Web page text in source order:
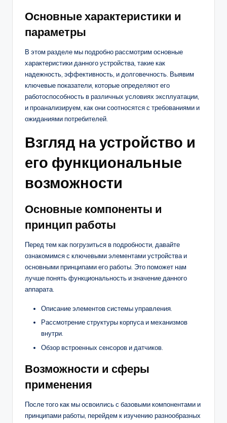
Основные характеристики и
параметры
В этом разделе мы подробно рассмотрим основные
характеристики данного устройства, такие как
надежность, эффективность, и долговечность. Выявим
ключевые показатели, которые определяют его
работоспособность в различных условиях эксплуатации,
и проанализируем, как они соотносятся с требованиями и
ожиданиями потребителей.
Взгляд на устройство и
его функциональные
возможности
Основные компоненты и
принцип работы
Перед тем как погрузиться в подробности, давайте
ознакомимся с ключевыми элементами устройства и
основными принципами его работы. Это поможет нам
лучше понять функциональность и значение данного
аппарата.
Описание элементов системы управления.
Рассмотрение структуры корпуса и механизмов
внутри.
Обзор встроенных сенсоров и датчиков.
Возможности и сферы
применения
После того как мы освоились с базовыми компонентами и
принципами работы, перейдем к изучению разнообразных